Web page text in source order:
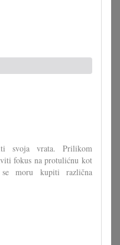
svoja vrata. Prilikom
fokus na protulićnu kot
moru kupiti različna